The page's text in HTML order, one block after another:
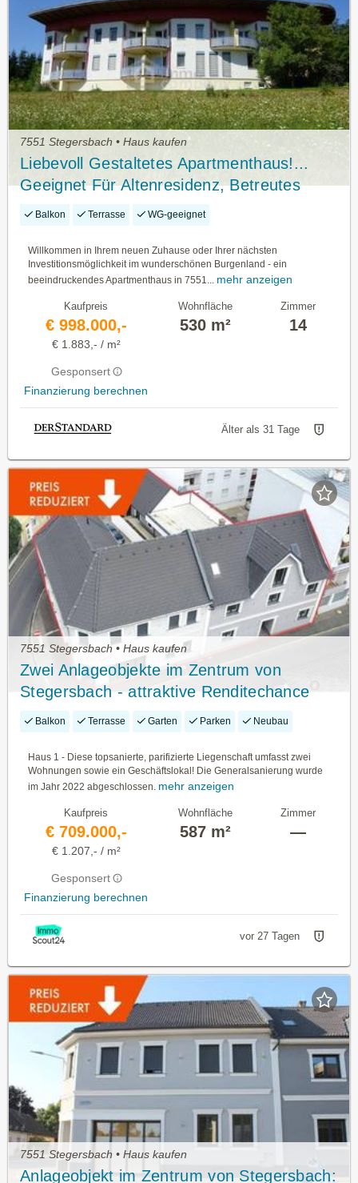
7551 Stegersbach • Haus kaufen
Liebevoll Gestaltetes Apartmenthaus!...
Geeignet Für Altenresidenz, Betreutes
Wohnen, Hotel, Pension...
Balkon Terrasse WG-geeignet
Willkommen in Ihrem neuen Zuhause oder Ihrer nächsten
Investitionsmöglichkeit im wunderschönen Burgenland - ein
beeindruckendes Apartmenthaus in 7551... mehr anzeigen
Kaufpreis
€ 998.000,-
€ 1.883,- / m²
Gesponsert
Finanzierung berechnen
Wohnfläche
530 m²
Zimmer
14
Älter als 31 Tage
7551 Stegersbach • Haus kaufen
Zwei Anlageobjekte im Zentrum von
Stegersbach - attraktive Renditechance
Balkon Terrasse Garten Parken Neubau
Haus 1 - Diese topsanierte, parifizierte Liegenschaft umfasst zwei
Wohnungen sowie ein Geschäftslokal! Die Generalsanierung wurde
im Jahr 2022 abgeschlossen. mehr anzeigen
Kaufpreis
€ 709.000,-
€ 1.207,- / m²
Gesponsert
Finanzierung berechnen
Wohnfläche
587 m²
Zimmer
—
vor 27 Tagen
7551 Stegersbach • Haus kaufen
Anlageobjekt im Zentrum von Stegersbach: